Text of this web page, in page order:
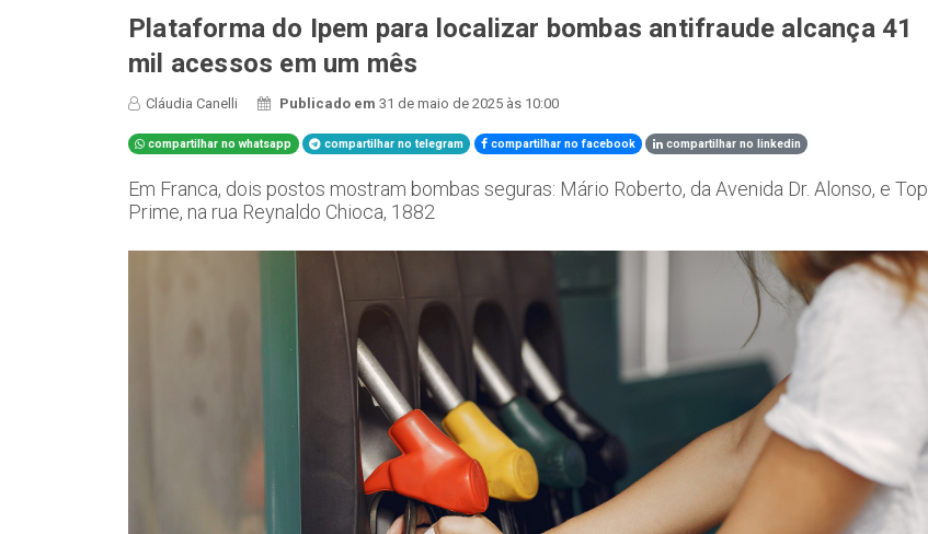
Plataforma do Ipem para localizar bombas antifraude alcança 41
mil acessos em um mês
Cláudia Canelli Publicado em31 de maio de 2025 às 10:00
compartilhar no whatsapp compartilhar no telegram compartilhar no facebook compartilhar no linkedin
Em Franca, dois postos mostram bombas seguras: Mário Roberto, da Avenida Dr. Alonso, e Top
Prime, na rua Reynaldo Chioca, 1882